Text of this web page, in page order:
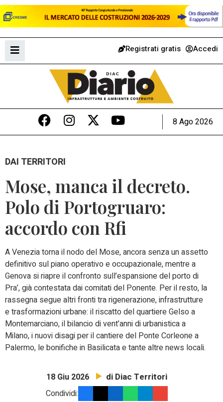
Registrati gratis Accedi
8 Ago 2026
DAI TERRITORI
Mose, manca il decreto.
Polo di Portogruaro:
accordo con Rfi
A Venezia torna il nodo del Mose, ancora senza un assetto
definitivo sul piano operativo e occupazionale, mentre a
Genova si riapre il confronto sull’espansione del porto di
Pra’, già contestata dai comitati del Ponente. Per il resto, la
rassegna segue altri fronti tra rigenerazione, infrastrutture
e trasformazioni urbane: il riscatto del quartiere Gelso a
Montemarciano, il bilancio di vent’anni di urbanistica a
Milano, i nuovi disagi per il cantiere del Ponte Corleone a
Palermo, le bonifiche in Basilicata e tante altre news locali.
18 Giu 2026 di Diac Territori
Condividi: